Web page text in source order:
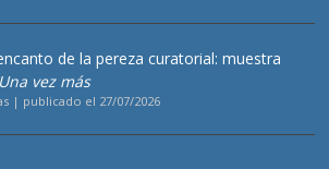
de la pereza curatorial: muestra
Una vez más
| publicado el 27/07/2026